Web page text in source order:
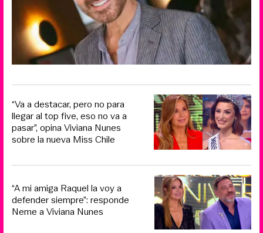
“Va a destacar, pero no para
llegar al top five, eso no va a
pasar”, opina Viviana Nunes
sobre la nueva Miss Chile
“A mi amiga Raquel la voy a
defender siempre”: responde
Neme a Viviana Nunes